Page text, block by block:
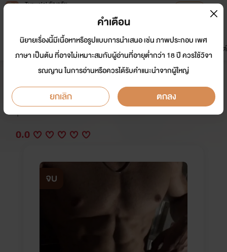
Tunwalai ธัญวลัย
หน้าแรก นิยาย อีบุ๊ก การ์ตูน
มาใหม่
ดรีมแชท ธัญลิสต์
ห้องเช่าเร้นรัก #need to know
นักเขียน: MAPRAWLOVER
Y
0.0
จบ
คำเตือน
นิยายเรื่องนี้มีเนื้อหาหรือรูปแบบการนำเสนอ เช่น ภาพประกอบ เพศ
ภาษา เป็นต้น ที่อาจไม่เหมาะสมกับผู้อ่านที่อายุต่ำกว่า 18 ปี ควรใช้วิจา
รณญาน ในการอ่านหรือควรได้รับคำแนะนำจากผู้ใหญ่
ยกเลิก ตกลง